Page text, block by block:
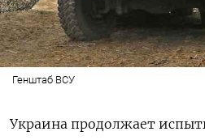
Генштаб ВСУ
Украина продолжает